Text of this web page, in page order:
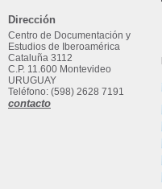
Dirección
Centro de Documentación y
Estudios de Iberoamérica
Cataluña 3112
C.P. 11.600 Montevideo
URUGUAY
Teléfono: (598) 2628 7191
contacto